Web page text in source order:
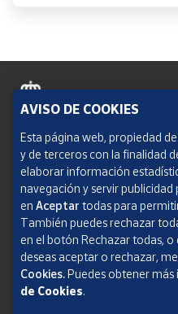
Política de cookies
Aviso legal
Condiciones del servicio
Política de Privacidad Web
Informe de transparencia
SOCIEDAD ESTATAL CORREOS Y
AVISO DE COOKIES
Esta página web, propiedad
y de terceros con la finalidad
elaborar información
navegación y servir publicidad
en Aceptar todas para
También puedes rechazar
en el botón Rechazar todas,
deseas aceptar o rechazar,
Cookies.Puedes obtener
de Cookies.